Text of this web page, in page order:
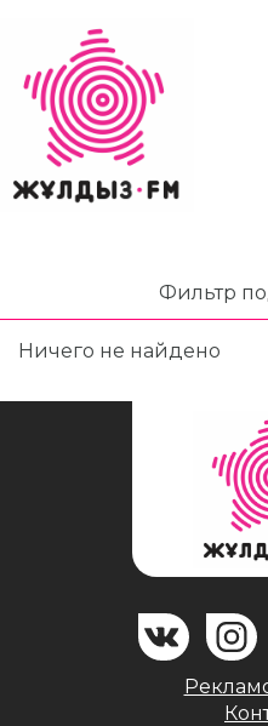
основному
содержанию
Фильтр
Ничего не найдено